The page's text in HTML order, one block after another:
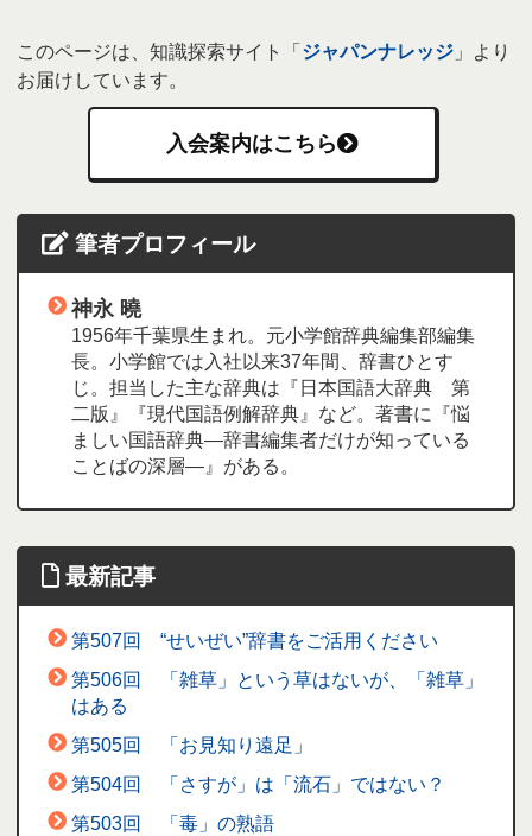
このページは、知識探索サイト「 ジャパンナレッジ 」より
お届けしています。
入会案内はこちら
筆者プロフィール
神永 曉
1956年千葉県生まれ。元小学館辞典編集部編集
長。小学館では入社以来37年間、辞書ひとす
じ。担当した主な辞典は『日本国語大辞典 第
二版』『現代国語例解辞典』など。著書に『悩
ましい国語辞典―辞書編集者だけが知っている
ことばの深層―』がある。
最新記事
第507回 “せいぜい”辞書をご活用ください
第506回 「雑草」という草はないが、「雑草」
はある
第505回 「お見知り遠足」
第504回 「さすが」は「流石」ではない？
第503回 「毒」の熟語